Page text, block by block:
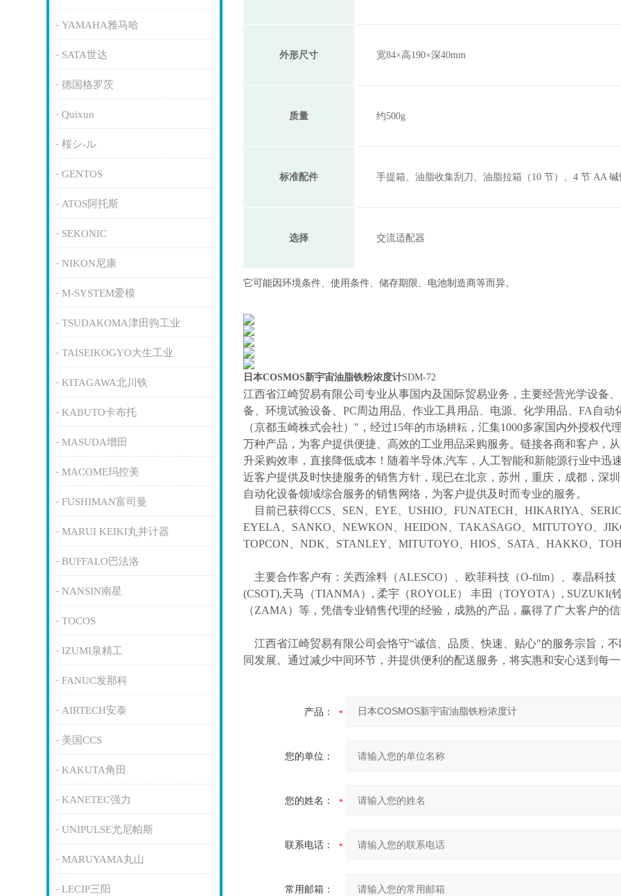
YAMAHA雅马哈
SATA世达
德国格罗茨
Quixun
桜シ-ル
GENTOS
ATOS阿托斯
SEKONIC
NIKON尼康
M-SYSTEM爱模
TSUDAKOMA津田驹工业
TAISEIKOGYO大生工业
KITAGAWA北川铁
KABUTO卡布托
MASUDA增田
MACOME玛控美
FUSHIMAN富司曼
MARUI KEIKI丸井计器
BUFFALO巴法洛
NANSIN南星
TOCOS
IZUMI泉精工
FANUC发那科
AIRTECH安泰
美国CCS
KAKUTA角田
KANETEC强力
UNIPULSE尤尼帕斯
MARUYAMA丸山
LECIP三阳
外形尺寸 宽84×高190×深40mm
质量 约500g
标准配件 手提箱、油脂收集刮刀、油脂拉箱（10 节）、4 节 AA
选择 交流适配器
它可能因环境条件、使用条件、储存期限、电池制造商等而异。
日本COSMOS新宇宙油脂铁粉浓度计SDM-72
江西省江崎贸易有限公司专业从事国内及国际贸易业务，主要经营光学设备
备、环境试验设备、PC周边用品、作业工具用品、电源、化学用品、FA自
（京都玉崎株式会社）"，经过15年的市场耕耘 ，汇集1000多家国内外授权代
万种产品，为客户提供便捷、高效的工业用品采购服务。链接各商和客户，
升采购效率，直接降低成本！随着半导体,汽车，人工智能和新能源行业中迅
近客户提供及时快捷服务的销售方针，现已在北京，苏州，重庆，成都，深
自动化设备领域综合服务的销售网络，为客户提供及时而专业的服务。
目前已获得CCS、SEN、EYE、USHIO、FUNATECH、HIKARIYA、
EYELA、SANKO、NEWKON、HEIDON、TAKASAGO、MITUTOYO、
TOPCON、NDK、STANLEY、MITUTOYO、HIOS、SATA、HAKKO、
主要合作客户有：关西涂料（ALESCO）、欧菲科技（O-film）、泰晶科
(CSOT),天马（TIANMA）, 柔宇（ROYOLE） 丰田（TOYOTA）, SUZUKI(
（ZAMA）等，凭借专业销售代理的经验，成熟的产品，赢得了广大客户
江西省江崎贸易有限公司会恪守“诚信、品质、快速、贴心"的服务宗旨，
同发展。通过减少中间环节，并提供便利的配送服务，将实惠和安心送到每
产品：
您的单位：
您的姓名：
联系电话：
常用邮箱：